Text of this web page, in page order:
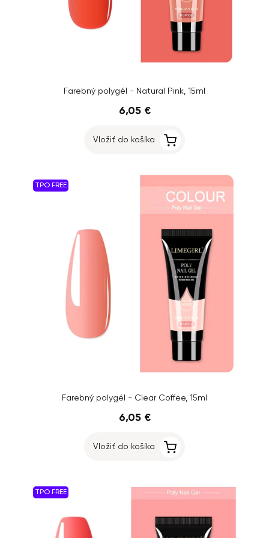
Farebný polygél - Natural Pink, 15ml
6,05 €
Vložiť do košíka
TPO FREE
Farebný polygél - Clear Coffee, 15ml
6,05 €
Vložiť do košíka
TPO FREE